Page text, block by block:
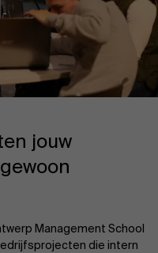
jouw
Management School
die intern